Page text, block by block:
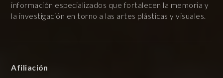
información especializados que fortalecen la memoria y
la investigación en torno a las artes plásticas y visuales.
Afiliación